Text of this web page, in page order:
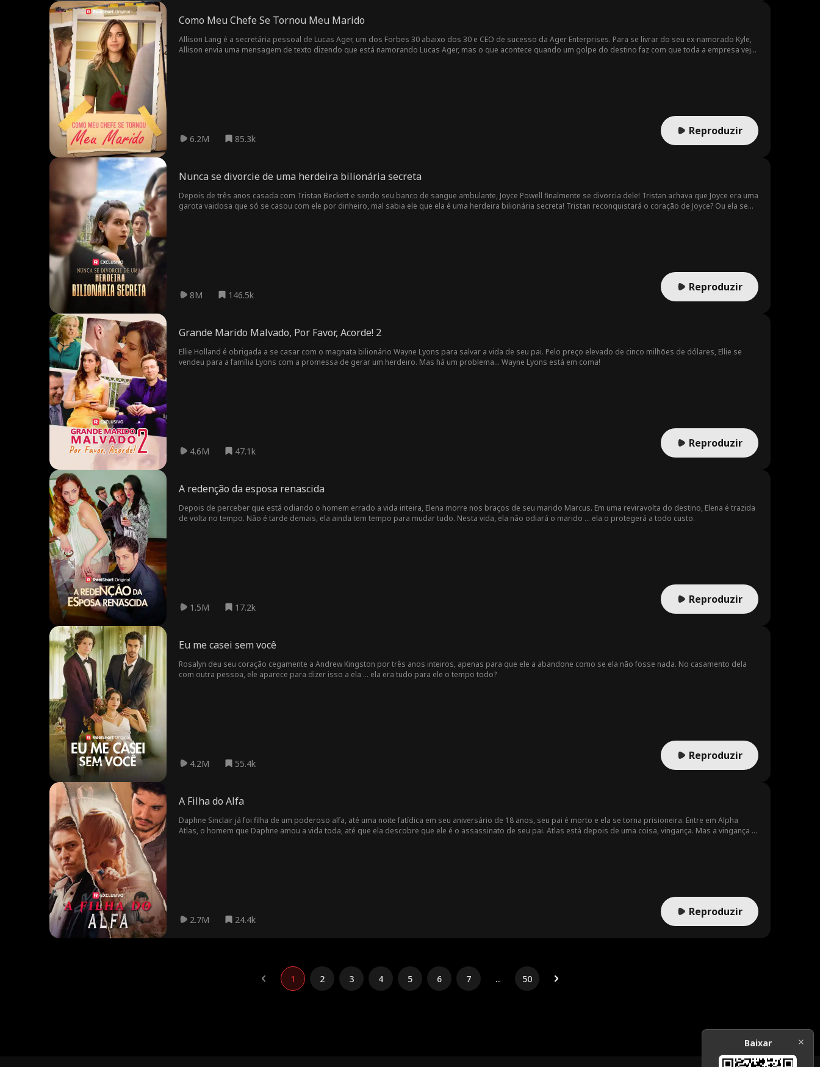
Como Meu Chefe Se Tornou Meu Marido
Allison Lang é a secretária pessoal de Lucas Ager, um dos Forbes 30 abaixo dos 30 e CEO de sucesso da Ager Enterprises. Para se livrar do seu ex-namorado Kyle,
Allison envia uma mensagem de texto dizendo que está namorando Lucas Ager, mas o que acontece quando um golpe do destino faz com que toda a empresa veja
6.2M 85.3k
Reproduzir
Nunca se divorcie de uma herdeira bilionária secreta
Depois de três anos casada com Tristan Beckett e sendo seu banco de sangue ambulante, Joyce Powell finalmente se divorcia dele! Tristan achava que Joyce era uma
garota vaidosa que só se casou com ele por dinheiro, mal sabia ele que ela é uma herdeira bilionária secreta! Tristan reconquistará o coração de Joyce? Ou ela se
8M 146.5k
Reproduzir
Grande Marido Malvado, Por Favor, Acorde! 2
Ellie Holland é obrigada a se casar com o magnata bilionário Wayne Lyons para salvar a vida de seu pai. Pelo preço elevado de cinco milhões de dólares, Ellie se
vendeu para a família Lyons com a promessa de gerar um herdeiro. Mas há um problema... Wayne Lyons está em coma!
4.6M 47.1k
Reproduzir
A redenção da esposa renascida
Depois de perceber que está odiando o homem errado a vida inteira, Elena morre nos braços de seu marido Marcus. Em uma reviravolta do destino, Elena é trazida
de volta no tempo. Não é tarde demais, ela ainda tem tempo para mudar tudo. Nesta vida, ela não odiará o marido ... ela o protegerá a todo custo.
1.5M 17.2k
Reproduzir
Eu me casei sem você
Rosalyn deu seu coração cegamente a Andrew Kingston por três anos inteiros, apenas para que ele a abandone como se ela não fosse nada. No casamento dela
com outra pessoa, ele aparece para dizer isso a ela ... ela era tudo para ele o tempo todo?
4.2M 55.4k
Reproduzir
A Filha do Alfa
Daphne Sinclair já foi filha de um poderoso alfa, até uma noite fatídica em seu aniversário de 18 anos, seu pai é morto e ela se torna prisioneira. Entre em Alpha
Atlas, o homem que Daphne amou a vida toda, até que ela descobre que ele é o assassinato de seu pai. Atlas está depois de uma coisa, vingança. Mas a vingança é
2.7M 24.4k
Reproduzir
1 2 3 4 5 6 7 ... 50
Baixar